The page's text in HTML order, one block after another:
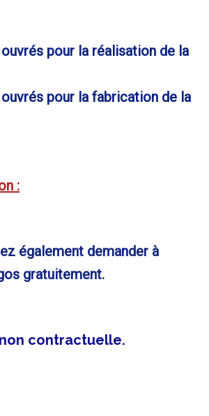
pour la réalisation de la
pour la fabrication de la
:
également demander à
gratuitement.
contractuelle.